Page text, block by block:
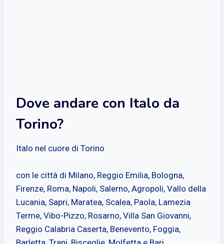
Dove andare con Italo da
Torino?
Italo nel cuore di Torino
con le città di Milano, Reggio Emilia, Bologna,
Firenze, Roma, Napoli, Salerno, Agropoli, Vallo della
Lucania, Sapri, Maratea, Scalea, Paola, Lamezia
Terme, Vibo-Pizzo, Rosarno, Villa San Giovanni,
Reggio Calabria Caserta, Benevento, Foggia,